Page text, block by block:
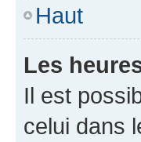
Haut
Les
Il est
celui dans